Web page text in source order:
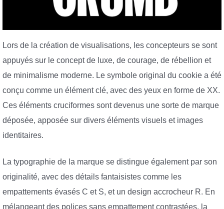
Lors de la création de visualisations, les concepteurs se sont
appuyés sur le concept de luxe, de courage, de rébellion et
de minimalisme moderne. Le symbole original du cookie a été
conçu comme un élément clé, avec des yeux en forme de XX.
Ces éléments cruciformes sont devenus une sorte de marque
déposée, apposée sur divers éléments visuels et images
identitaires.
La typographie de la marque se distingue également par son
originalité, avec des détails fantaisistes comme les
empattements évasés C et S, et un design accrocheur R. En
mélangeant des polices sans empattement contrastées, la